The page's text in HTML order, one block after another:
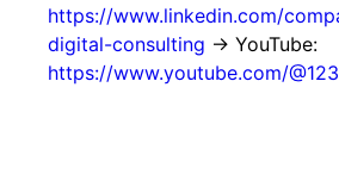
https://www.linkedin.com/
digital-consulting → YouTube:
https://www.youtube.com/